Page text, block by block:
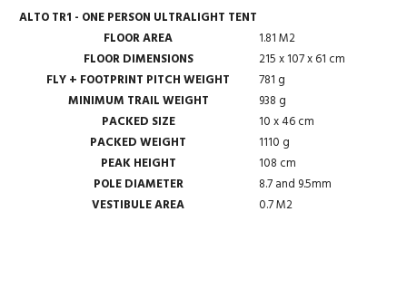
ALTO TR1 - ONE PERSON ULTRALIGHT TENT
FLOOR AREA
1.81 M2
FLOOR DIMENSIONS
215 x 107 x 61 cm
FLY + FOOTPRINT PITCH WEIGHT
781 g
MINIMUM TRAIL WEIGHT
938 g
PACKED SIZE
10 x 46 cm
PACKED WEIGHT
1110 g
PEAK HEIGHT
108 cm
POLE DIAMETER
8.7 and 9.5mm
VESTIBULE AREA
0.7 M2